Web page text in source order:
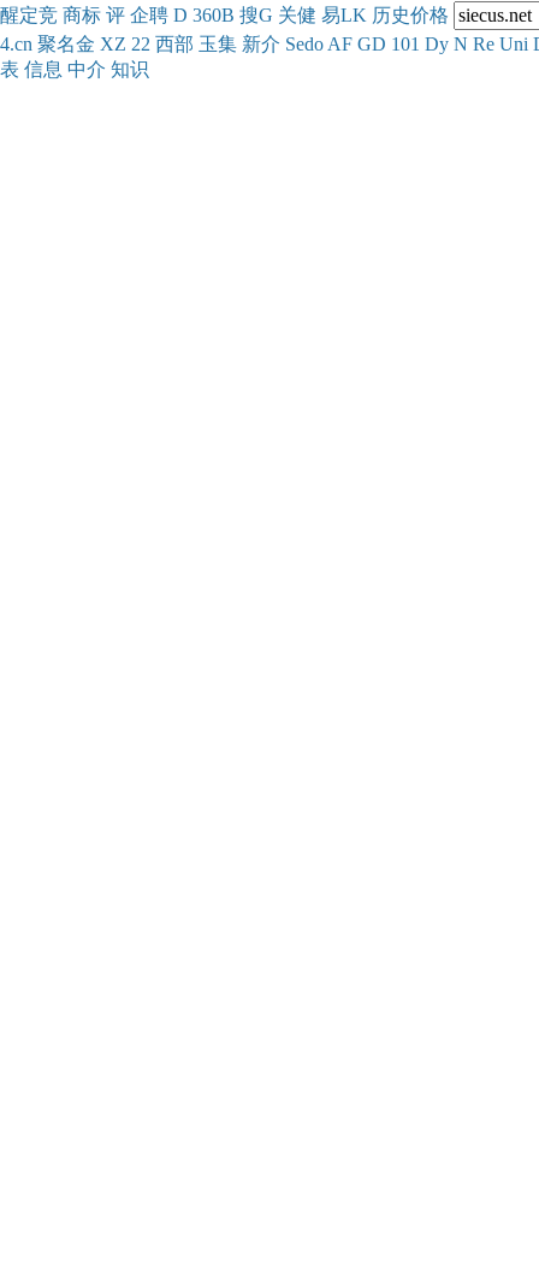
醒定竞 商标 评 企聘 D 360B 搜G 关健 易LK 历史价格
4.cn 聚名金 XZ 22 西部 玉集 新介 Sedo AF GD 101 Dy N Re Uni
表 信息 中介 知识